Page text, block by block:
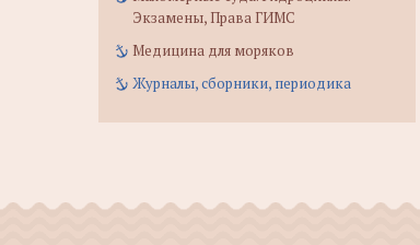
Экзамены, Права ГИМС
Медицина для моряков
Журналы, сборники, периодика